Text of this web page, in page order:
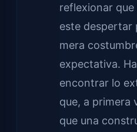
reflexionar
este despertar
mera
expectativa.
encontrar lo
que, a primera
que una